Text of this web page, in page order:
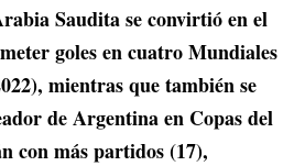
Saudita se convirtió en el
goles en cuatro Mundiales
mientras que también se
de Argentina en Copas del
con más partidos (17),